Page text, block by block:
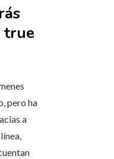
true
pero ha
a